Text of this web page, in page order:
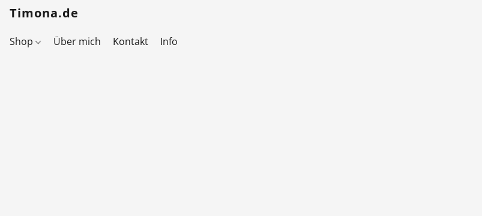
Timona.de
Shop Über mich Kontakt Info